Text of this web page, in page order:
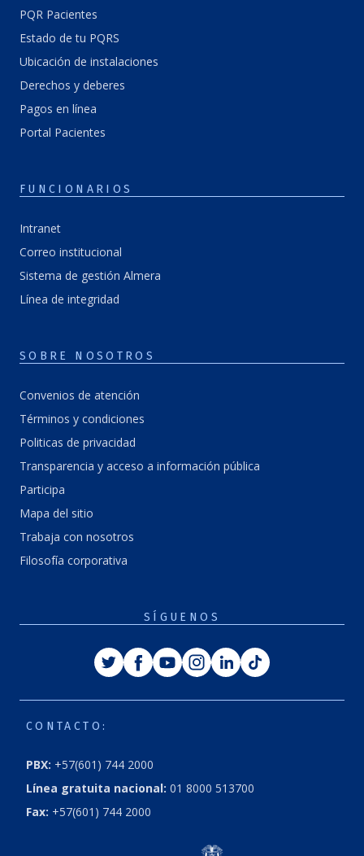
PQR Pacientes
Estado de tu PQRS
Ubicación de instalaciones
Derechos y deberes
Pagos en línea
Portal Pacientes
FUNCIONARIOS
Intranet
Correo institucional
Sistema de gestión Almera
Línea de integridad
SOBRE NOSOTROS
Convenios de atención
Términos y condiciones
Politicas de privacidad
Transparencia y acceso a información pública
Participa
Mapa del sitio
Trabaja con nosotros
Filosofía corporativa
SÍGUENOS
TwitterFacebook
YoutubeInstagram
LinkedinTiktok
CONTACTO:
PBX: +57(601) 744 2000
Línea gratuita nacional: 01 8000 513700
Fax: +57(601) 744 2000